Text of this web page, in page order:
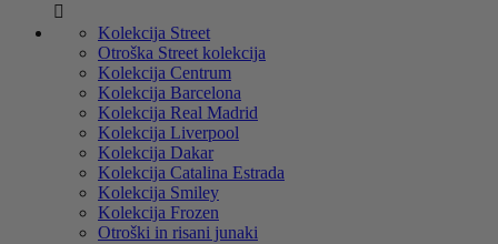

Kolekcija Street
Otroška Street kolekcija
Kolekcija Centrum
Kolekcija Barcelona
Kolekcija Real Madrid
Kolekcija Liverpool
Kolekcija Dakar
Kolekcija Catalina Estrada
Kolekcija Smiley
Kolekcija Frozen
Otroški in risani junaki